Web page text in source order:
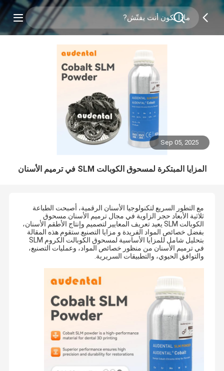
Sep 05, 2025
المزايا المبتكرة لمسحوق الكوبالت SLM في ترميم الأسنان
مع التطور السريع لتكنولوجيا الأسنان الرقمية، أصبحت الطباعة
ثلاثية الأبعاد حجر الزاوية في مجال ترميم الأسنان.مسحوق
الكوبالت SLM يعيد تعريف المعايير لتصميم وإنتاج الأطقم الأسنان،
بفضل خصائص المواد الفريدة و مزايا التصنيع.ستقوم هذه المقالة
بتحليل شامل للمزايا الأساسية لمسحوق الكوبالت الكروم SLM
في ترميم الأسنان من منظور خصائص المواد، وعمليات التصنيع،
والتوافق الحيوي، والتطبيقات السريرية.